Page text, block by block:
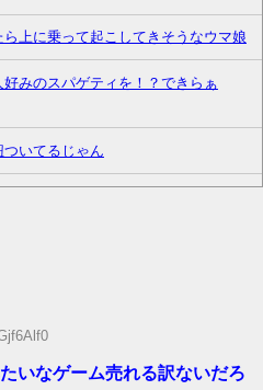
ら上に乗って起こしてきそうなウマ娘
みのスパゲティを！？できらぁ
いてるじゃん
なりそう？
半が交換レート合わせない奴多くね？
いなゲーム売れる訳ないだろ